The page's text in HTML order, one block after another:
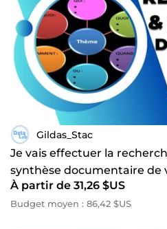
Gildas_Stac
Je vais effectuer la
synthèse documentaire de
mémoires etc
À partir de 31,26 $US
Budget moyen : 86,42 $US